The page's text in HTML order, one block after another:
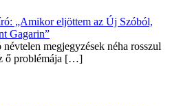
„Amikor eljöttem az Új Szóból,
Gagarin”
megjegyzések néha rosszul
ő problémája […]